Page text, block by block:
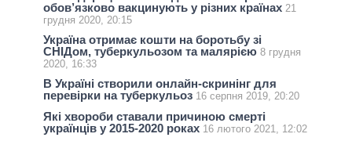
обов’язково вакцинують у різних країнах 21
грудня 2020, 20:15
Україна отримає кошти на боротьбу зі
СНІДом, туберкульозом та малярією 8 грудня
2020, 16:33
В Україні створили онлайн-скринінг для
перевірки на туберкульоз 16 серпня 2019, 20:20
Які хвороби ставали причиною смерті
українців у 2015-2020 роках 16 лютого 2021, 12:02